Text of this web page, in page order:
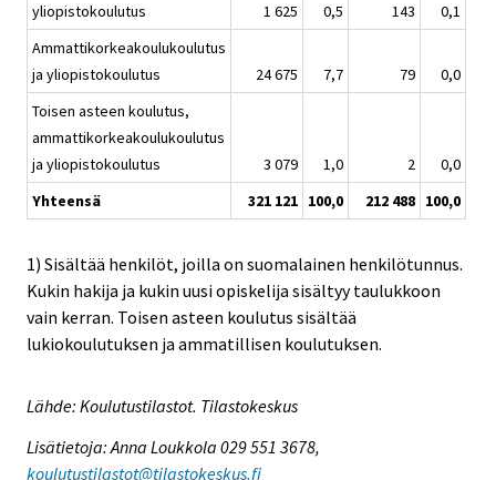
yliopistokoulutus
1 625 0,5 143
0,1
Ammattikorkeakoulukoulutus
ja yliopistokoulutus
24 675 7,7 79
0,0
Toisen asteen koulutus,
ammattikorkeakoulukoulutus
ja yliopistokoulutus
3 079 1,0 2
0,0
Yhteensä
321 121 100,0 212 488 100,0
1) Sisältää henkilöt, joilla on suomalainen henkilötunnus.
Kukin hakija ja kukin uusi opiskelija sisältyy taulukkoon
vain kerran. Toisen asteen koulutus sisältää
lukiokoulutuksen ja ammatillisen koulutuksen.
Lähde: Koulutustilastot. Tilastokeskus
Lisätietoja: Anna Loukkola 029 551 3678,
koulutustilastot@tilastokeskus.fi